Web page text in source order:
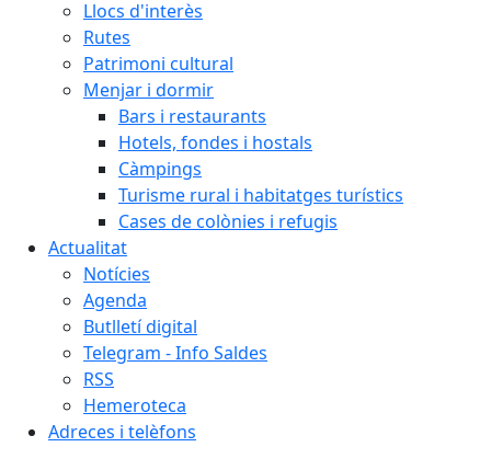
Llocs d'interès
Rutes
Patrimoni cultural
Menjar i dormir
Bars i restaurants
Hotels, fondes i hostals
Càmpings
Turisme rural i habitatges turístics
Cases de colònies i refugis
Actualitat
Notícies
Agenda
Butlletí digital
Telegram - Info Saldes
RSS
Hemeroteca
Adreces i telèfons